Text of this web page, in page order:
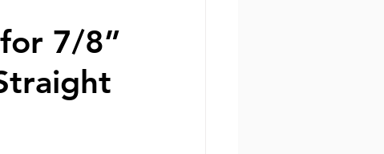
7/8”